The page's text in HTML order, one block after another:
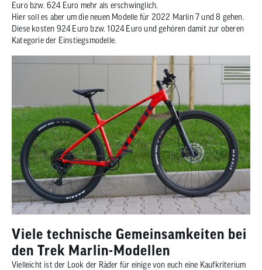
Euro bzw. 624 Euro mehr als erschwinglich.
Hier soll es aber um die neuen Modelle für 2022 Marlin 7 und 8 gehen.
Diese kosten 924 Euro bzw. 1024 Euro und gehören damit zur oberen
Kategorie der Einstiegsmodelle.
Viele technische Gemeinsamkeiten bei
den Trek Marlin-Modellen
Vielleicht ist der Look der Räder für einige von euch eine Kaufkriterium